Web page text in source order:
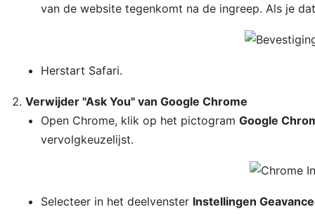
van de website tegenkomt na de ingreep. Als je
Herstart Safari.
Verwijder "Ask You" van Google Chrome
Open Chrome, klik op het pictogram Google
vervolgkeuzelijst.
Selecteer in het deelvenster Instellingen